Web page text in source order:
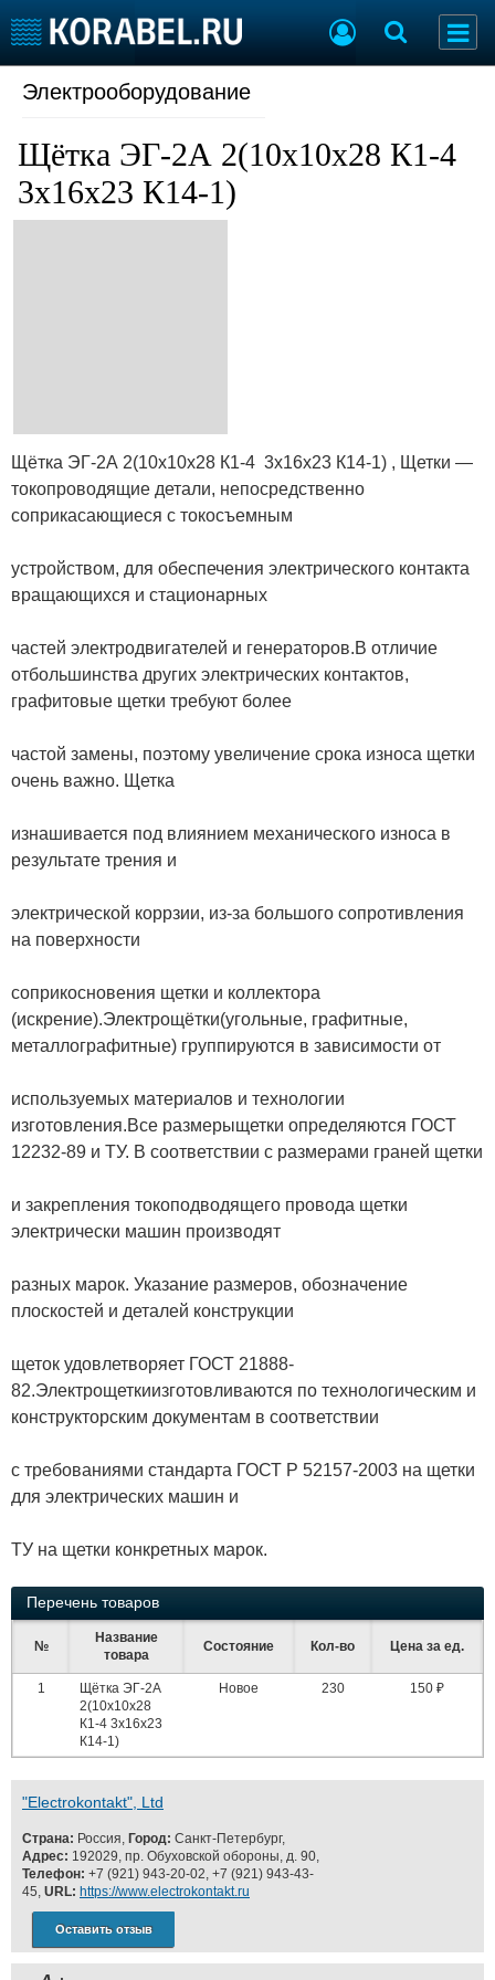
Судостроение
Новости
Компании
Репутация
Торговая площадка
Продажа флота
Оборудование
Изделия
Личности
Словарь
Отзывы
Все службы
Электрооборудование
Щётка ЭГ-2А 2(10х10х28 К1-4
3х16х23 К14-1)
Щётка ЭГ-2А 2(10х10х28 К1-4 3х16х23 К14-1) , Щетки —
токопроводящие детали, непосредственно
соприкасающиеся с токосъемным
устройством, для обеспечения электрического контакта
вращающихся и стационарных
частей электродвигателей и генераторов.В отличие
отбольшинства других электрических контактов,
графитовые щетки требуют более
частой замены, поэтому увеличение срока износа щетки
очень важно. Щетка
изнашивается под влиянием механического износа в
результате трения и
электрической коррзии, из-за большого сопротивления
на поверхности
соприкосновения щетки и коллектора
(искрение).Электрощётки(угольные, графитные,
металлографитные) группируются в зависимости от
используемых материалов и технологии
изготовления.Все размерыщетки определяются ГОСТ
12232-89 и ТУ. В соответствии с размерами граней щетки
и закрепления токоподводящего провода щетки
электрически машин производят
разных марок. Указание размеров, обозначение
плоскостей и деталей конструкции
щеток удовлетворяет ГОСТ 21888-
82.Электрощеткиизготовливаются по технологическим и
конструкторским документам в соответствии
с требованиями стандарта ГОСТ Р 52157-2003 на щетки
для электрических машин и
ТУ на щетки конкретных марок.
Перечень товаров
№
Название
товара
Состояние Кол-во Цена за ед.
1
Щётка ЭГ-2А
2(10х10х28
К1-4 3х16х23
К14-1)
Новое 230 150 ₽
"Electrokontakt", Ltd
Страна: Россия, Город: Санкт-Петербург,
Адрес: 192029, пр. Обуховской обороны, д. 90,
Телефон: +7 (921) 943-20-02, +7 (921) 943-43-
45, URL: https://www.electrokontakt.ru
Оставить отзыв